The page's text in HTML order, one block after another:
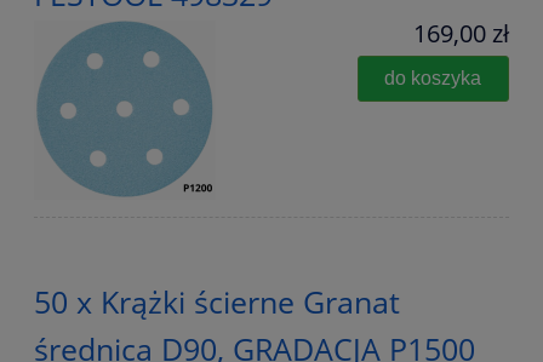
169,00 zł
do koszyka
50 x Krążki ścierne Granat
średnica D90, GRADACJA P1500